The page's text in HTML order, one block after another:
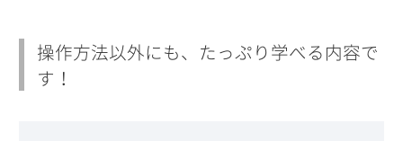
操作方法以外にも、たっぷり学べる内容で
す！